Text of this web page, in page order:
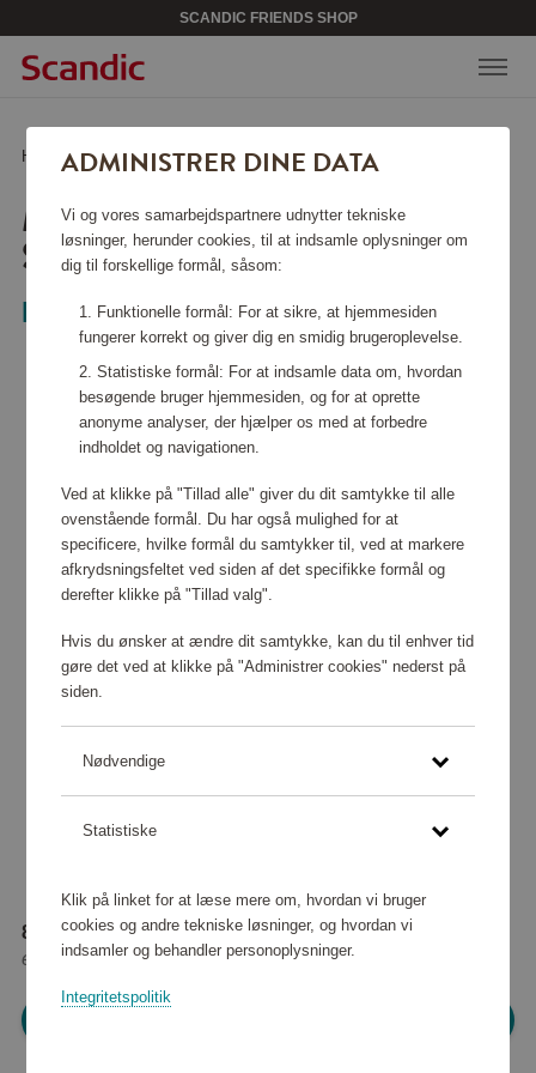
SCANDIC FRIENDS SHOP
Hjem /Køkkentilbehør/Skåle/Margrethe Skålsæt 2 stk Stål
MARGRETHE SKÅLSÆT 2
STK STÅL
Rosti
84 040 point
eller
764 kr
ADMINISTRER DINE DATA
Vi og vores samarbejdspartnere udnytter tekniske
løsninger, herunder cookies, til at indsamle oplysninger om
dig til forskellige formål, såsom:
Funktionelle formål: For at sikre, at hjemmesiden
fungerer korrekt og giver dig en smidig brugeroplevelse.
Statistiske formål: For at indsamle data om, hvordan
besøgende bruger hjemmesiden, og for at oprette
anonyme analyser, der hjælper os med at forbedre
indholdet og navigationen.
Ved at klikke på "Tillad alle" giver du dit samtykke til alle
ovenstående formål. Du har også mulighed for at
specificere, hvilke formål du samtykker til, ved at markere
afkrydsningsfeltet ved siden af det specifikke formål og
derefter klikke på "Tillad valg".
Hvis du ønsker at ændre dit samtykke, kan du til enhver tid
gøre det ved at klikke på "Administrer cookies" nederst på
siden.
Nødvendige
Statistiske
Klik på linket for at læse mere om, hvordan vi bruger
cookies og andre tekniske løsninger, og hvordan vi
indsamler og behandler personoplysninger.
Integritetspolitik